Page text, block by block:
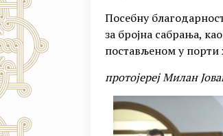
Посебну
за бројна сабрања,
постављеном у порти
протојереј Милан